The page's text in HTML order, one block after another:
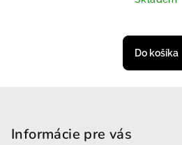
Do košíka
Informácie pre vás